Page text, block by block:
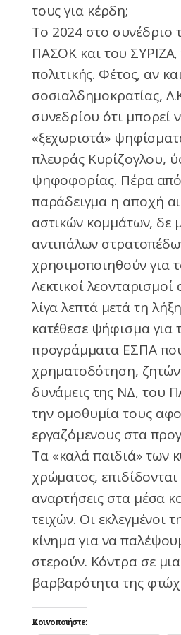
τους για κέρδη;
Το 2024 στο συνέδριο
ΠΑΣΟΚ και του
πολιτικής. Φέτος, αν
σοσιαλδημοκρατίας,
συνεδρίου ότι μπορεί
«ξεχωριστά»
πλευράς Κυρίζογλου,
ψηφοφορίας. Πέρα
παράδειγμα η αποχή
αστικών κομμάτων, δε
αντιπάλων
χρησιμοποιηθούν για
Λεκτικοί
λίγα λεπτά μετά τη
κατέθεσε ψήφισμα για
προγράμματα ΕΣΠΑ
χρηματοδότηση,
δυνάμεις της ΝΔ, του
την ομοθυμία τους
εργαζόμενους στα
Τα «καλά παιδιά» των
χρώματος,
αναρτήσεις στα μέσα
τειχών. Οι εκλεγμένοι
κίνημα για να
στερούν. Κόντρα σε
βαρβαρότητα της
Κοινοποιήστε: